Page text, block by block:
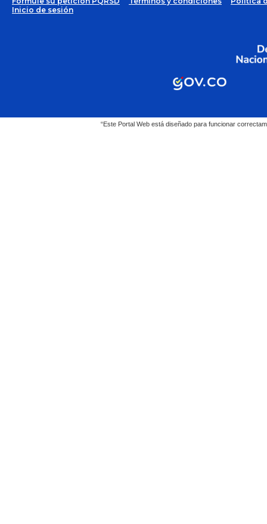
Inicio de sesión
“Este Portal Web está diseñado para funcionar